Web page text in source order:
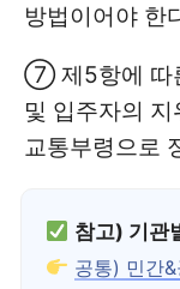
방법이어야 한
⑦ 제5항에 따
및 입주자의
교통부령으로
참고) 기관
공통) 민간